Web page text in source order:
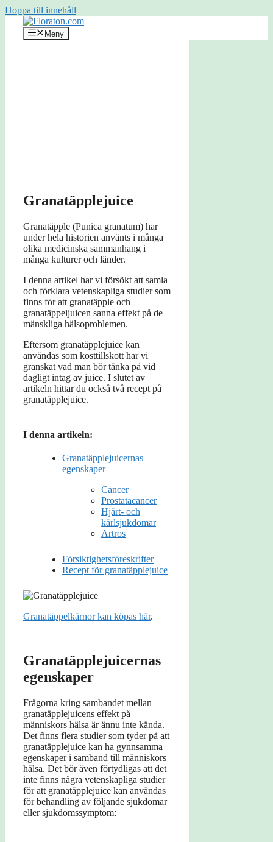
Hoppa till innehåll
Meny
Granatäpplejuice
Granatäpple (Punica granatum) har
under hela historien använts i många
olika medicinska sammanhang i
många kulturer och länder.
I denna artikel har vi försökt att samla
och förklara vetenskapliga studier som
finns för att granatäpple och
granatäppeljuicen sanna effekt på de
mänskliga hälsoproblemen.
Eftersom granatäpplejuice kan
användas som kosttillskott har vi
granskat vad man bör tänka på vid
dagligt intag av juice. I slutet av
artikeln hittar du också två recept på
granatäpplejuice.
I denna artikeln:
Granatäpplejuicernas
egenskaper
Cancer
Prostatacancer
Hjärt- och
kärlsjukdomar
Artros
Försiktighetsföreskrifter
Recept för granatäpplejuice
Granatäppelkärnor kan köpas här.
Granatäpplejuicernas
egenskaper
Frågorna kring sambandet mellan
granatäpplejuicens effekt på
människors hälsa är ännu inte kända.
Det finns flera studier som tyder på att
granatäpplejuice kan ha gynnsamma
egenskaper i samband till människors
hälsa. Det bör även förtydligas att det
inte finns några vetenskapliga studier
för att granatäpplejuice kan användas
för behandling av följande sjukdomar
eller sjukdomssymptom: